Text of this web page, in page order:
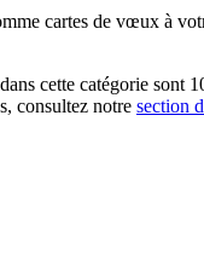
cartes de vœux à
cette catégorie
consultez notre section